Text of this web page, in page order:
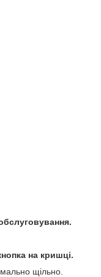
на кришці.
щільно.